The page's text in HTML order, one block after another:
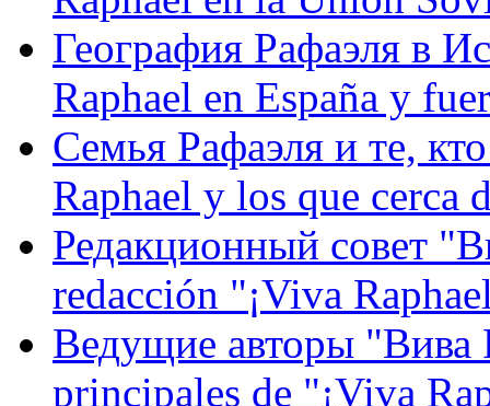
География Рафаэля в
Raphael en España y
Семья Рафаэля и те,
Raphael y los que cerca
Редакционный совет
redacción "¡Viva
Ведущие авторы "Вива
principales de "¡Viva